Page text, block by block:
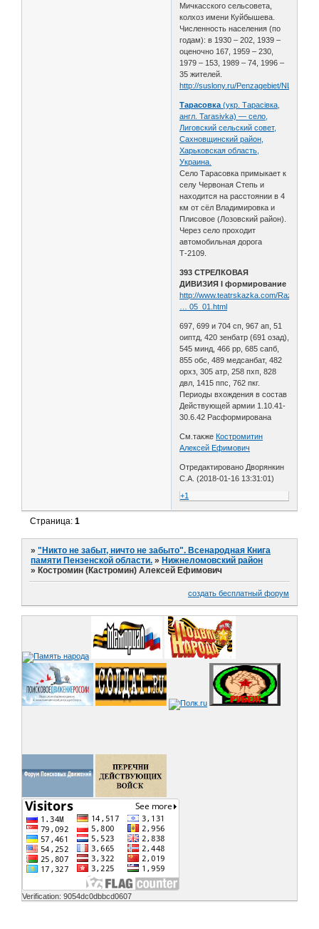
Мичкасского сельсовета,
колхоз имени Куйбышева.
Численность населения (по
годам): в 1930 – 202, 1939 –
оценочно 167, 1959 – 230,
1979 – 153, 1989 – 74, 1996 –
35 жителей.
http://suslony.ru/Penzagebiet/
Тарасовка(укр. Тарасівка,
англ. Tarasivka) — село,
Лиговский сельский совет,
Сахновщинский район,
Харьковская область,
Украина.
Село Тарасовка примыкает к
селу Червоная Степь и
находится на расстоянии в 4
км от сёл Владимировка и
Плисовое (Лозовский район).
Через село проходит
автомобильная дорога
Т-2109.
393 СТРЕЛКОВАЯ
ДИВИЗИЯ I формирование
http://www.teatrskazka.com/Raznoe/
… 05_01.html
697, 699 и 704 сп, 967 ап, 51
оиптд, 420 зенбатр (691 озад),
545 минд, 466 рр, 685 сапб,
855 обс, 489 медсанбат, 482
орхз, 305 атр, 258 пхп, 828
двл, 1415 ппс, 762 пкг.
Периоды вхождения в состав
Действующей армии 1.10.41-
30.6.42 Расформирована
См.также Костромитин
Алексей Ефимович
Отредактировано Дворянкин
С.А. (2018-01-16 13:31:01)
+1
Страница:1
»"Никто не забыт, ничто не забыто". Всенародная Книга
памяти Пензенской области. » Нижнеломовский район
» Костромин (Кастромин) Алексей Ефимович
создать бесплатный форум
Verification: 9054dc0dbbcd0607